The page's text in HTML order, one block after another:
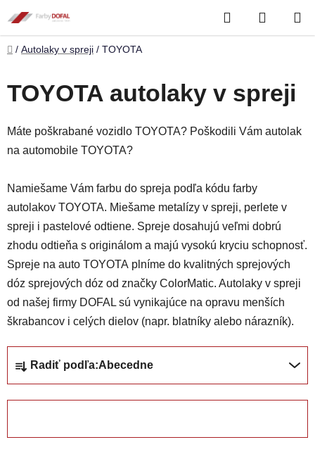
na
obsah
Hľadať
KOŠÍK
Domov
/ Autolaky v spreji / TOYOTA
TOYOTA autolaky v spreji
Máte poškrabané vozidlo TOYOTA? Poškodili Vám autolak
na automobile TOYOTA?
Namiešame Vám farbu do spreja podľa kódu farby
autolakov TOYOTA. Miešame metalízy v spreji, perlete v
spreji i pastelové odtiene. Spreje dosahujú veľmi dobrú
zhodu odtieňa s originálom a majú vysokú kryciu schopnosť.
Spreje na auto TOYOTA plníme do kvalitných sprejových
dóz sprejových dóz od značky ColorMatic. Autolaky v spreji
od našej firmy DOFAL sú vynikajúce na opravu menších
škrabancov i celých dielov (napr. blatníky alebo nárazník).
Radiť podľa:Abecedne